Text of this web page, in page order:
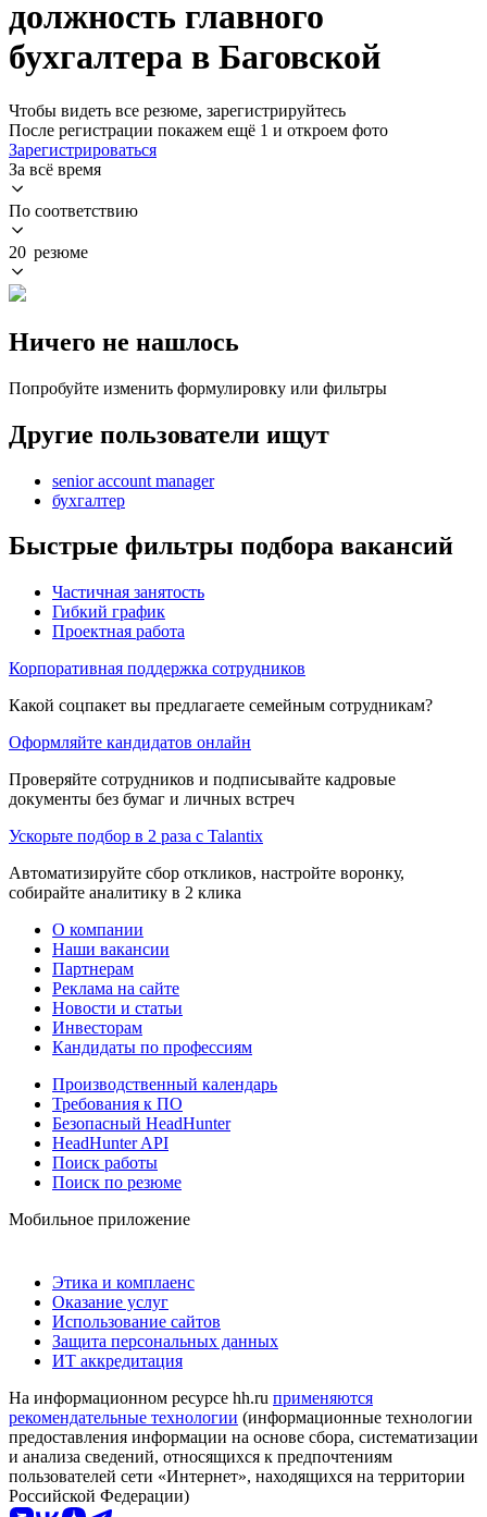
должность главного
бухгалтера в Баговской
Чтобы видеть все резюме, зарегистрируйтесь
После регистрации покажем ещё 1 и откроем фото
Зарегистрироваться
За всё время
По соответствию
20 резюме
Ничего не нашлось
Попробуйте изменить формулировку или фильтры
Другие пользователи ищут
senior account manager
бухгалтер
Быстрые фильтры подбора вакансий
Частичная занятость
Гибкий график
Проектная работа
Корпоративная поддержка сотрудников
Какой соцпакет вы предлагаете семейным сотрудникам?
Оформляйте кандидатов онлайн
Проверяйте сотрудников и подписывайте кадровые
документы без бумаг и личных встреч
Ускорьте подбор в 2 раза с Talantix
Автоматизируйте сбор откликов, настройте воронку,
собирайте аналитику в 2 клика
О компании
Наши вакансии
Партнерам
Реклама на сайте
Новости и статьи
Инвесторам
Кандидаты по профессиям
Производственный календарь
Требования к ПО
Безопасный HeadHunter
HeadHunter API
Поиск работы
Поиск по резюме
Мобильное приложение
Этика и комплаенс
Оказание услуг
Использование сайтов
Защита персональных данных
ИТ аккредитация
На информационном ресурсе hh.ru применяются
рекомендательные технологии (информационные технологии
предоставления информации на основе сбора, систематизации
и анализа сведений, относящихся к предпочтениям
пользователей сети «Интернет», находящихся на территории
Российской Федерации)